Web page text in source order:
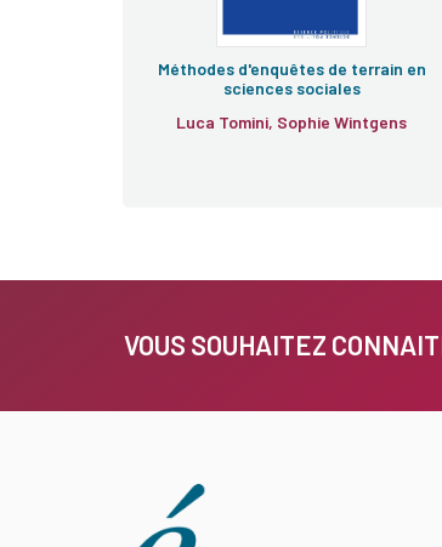
Méthodes d'enquêtes de terrain en
sciences sociales
Luca Tomini, Sophie Wintgens
VOUS SOUHAITEZ